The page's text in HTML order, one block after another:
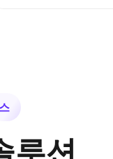
루션